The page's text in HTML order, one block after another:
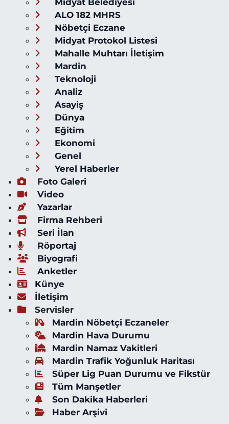
ALO 182 MHRS
Nöbetçi Eczane
Midyat Protokol Listesi
Mahalle Muhtarı İletişim
Mardin
Teknoloji
Analiz
Asayiş
Dünya
Eğitim
Ekonomi
Genel
Yerel Haberler
Foto Galeri
Video
Yazarlar
Firma Rehberi
Seri İlan
Röportaj
Biyografi
Anketler
Künye
İletişim
Servisler
Mardin Nöbetçi Eczaneler
Mardin Hava Durumu
Mardin Namaz Vakitleri
Mardin Trafik Yoğunluk Haritası
Süper Lig Puan Durumu ve Fikstür
Tüm Manşetler
Son Dakika Haberleri
Haber Arşivi